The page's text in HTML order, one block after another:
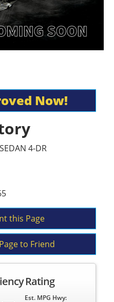
Now!
4-DR
this Page
to Friend
Rating
Est. MPG Hwy: